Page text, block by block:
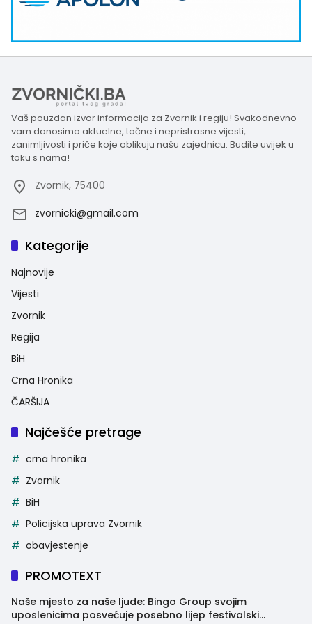
Vaš pouzdan izvor informacija za Zvornik i regiju! Svakodnevno
vam donosimo aktuelne, tačne i nepristrasne vijesti,
zanimljivosti i priče koje oblikuju našu zajednicu. Budite uvijek u
toku s nama!
Zvornik, 75400
zvornicki@gmail.com
Kategorije
Najnovije
Vijesti
Zvornik
Regija
BiH
Crna Hronika
ČARŠIJA
Najčešće pretrage
crna hronika
Zvornik
BiH
Policijska uprava Zvornik
obavjestenje
PROMOTEXT
Naše mjesto za naše ljude: Bingo Group svojim
uposlenicima posvećuje posebno lijep festivalski